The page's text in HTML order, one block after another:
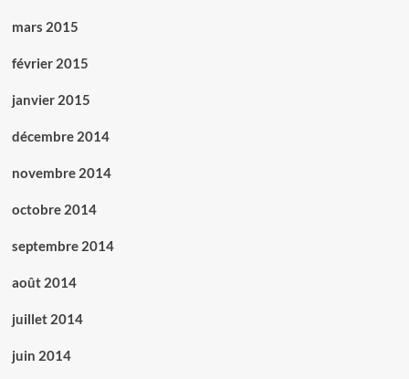
mars 2015
février 2015
janvier 2015
décembre 2014
novembre 2014
octobre 2014
septembre 2014
août 2014
juillet 2014
juin 2014